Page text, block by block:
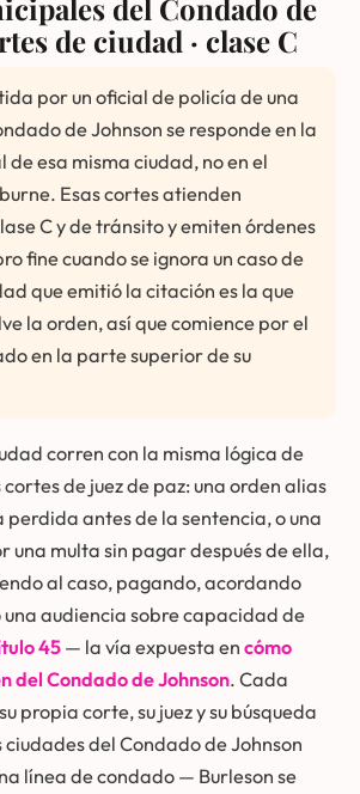
del Condado de
de ciudad · clase C
por un oficial de policía de una
de Johnson se responde en la
esa misma ciudad, no en el
Esas cortes atienden
C y de tránsito y emiten órdenes
fine cuando se ignora un caso de
que emitió la citación es la que
la orden, así que comience por el
en la parte superior de su
corren con la misma lógica de
de juez de paz: una orden alias
perdida antes de la sentencia, o una
una multa sin pagar después de ella,
al caso, pagando, acordando
audiencia sobre capacidad de
45 — la vía expuesta en cómo
del Condado de Johnson. Cada
propia corte, su juez y su búsqueda
ciudades del Condado de Johnson
línea de condado — Burleson se